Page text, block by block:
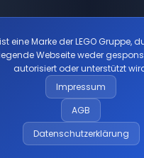
ist eine Marke der LEGO Gruppe,
Webseite weder
autorisiert oder unterstützt
Impressum
AGB
Datenschutzerklärung